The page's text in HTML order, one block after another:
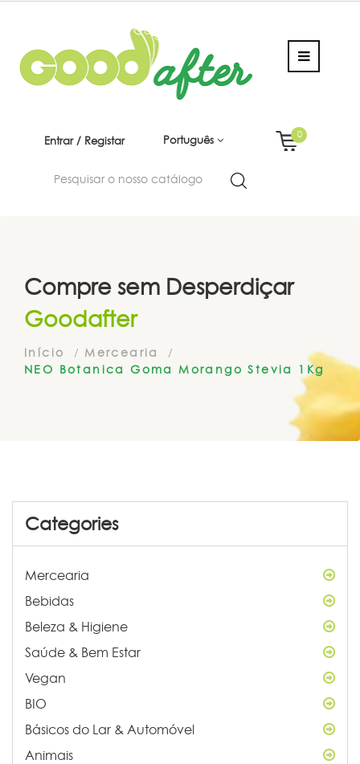
Entrar / Registar Português
0
Compre sem Desperdiçar
Goodafter
Início
Mercearia
NEO Botanica Goma Morango Stevia 1Kg
Categories
Mercearia
Bebidas
Beleza & Higiene
Saúde & Bem Estar
Vegan
BIO
Básicos do Lar & Automóvel
Animais